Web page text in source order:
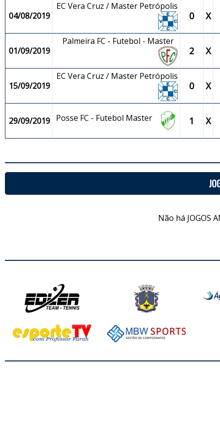
04/08/2019
EC Vera Cruz / Master Petrópolis
0 X
01/09/2019
Palmeira FC - Futebol - Master
2 X
15/09/2019
EC Vera Cruz / Master Petrópolis
0 X
29/09/2019 Posse FC - Futebol Master 1 X
Não há JOGOS